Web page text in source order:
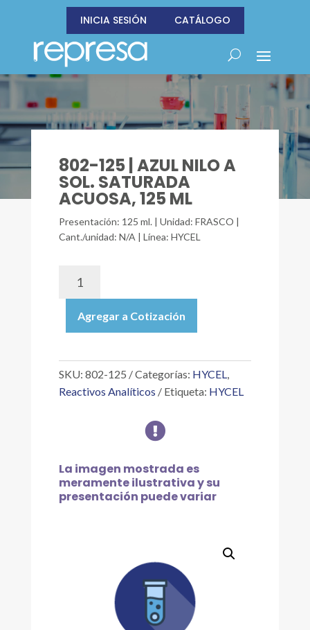
INICIA SESIÓN CATÁLOGO
802-125 | AZUL NILO A
SOL. SATURADA
ACUOSA, 125 ML
Presentación: 125 ml. | Unidad: FRASCO |
Cant./unidad: N/A | Línea: HYCEL
AZUL
NILO
SOL.
ACUOSA,
Agregar a Cotización
SKU: 802-125 Categorías: HYCEL,
Reactivos Analíticos
Etiqueta: HYCEL

La imagen mostrada es
meramente ilustrativa y su
presentación puede variar